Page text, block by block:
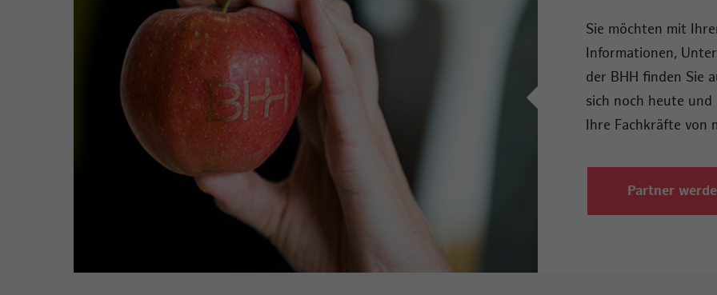
Sie möchten mit
Informationen,
der BHH finden Sie
sich noch heute und
Ihre Fachkräfte von
Partner